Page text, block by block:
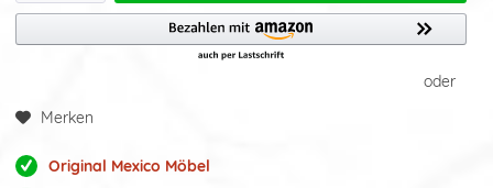
oder
Merken
Original Mexico Möbel